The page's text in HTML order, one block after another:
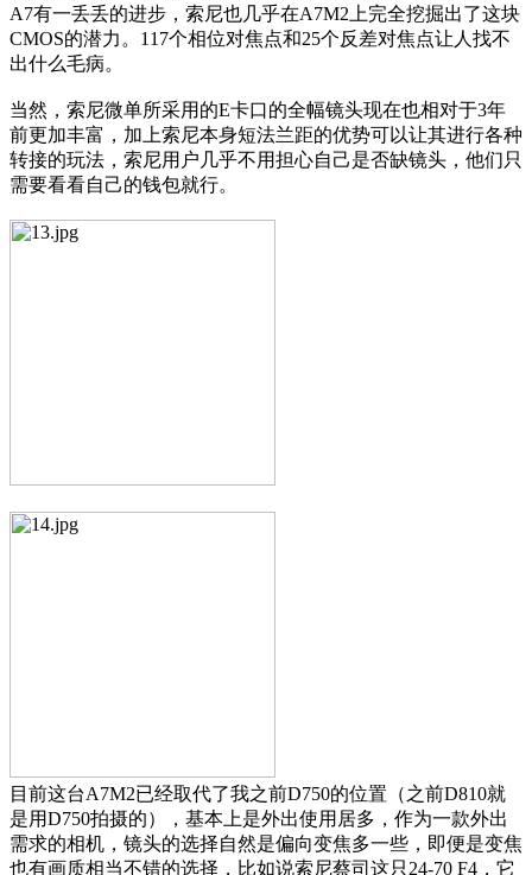
A7有一丢丢的进步，索尼也几乎在A7M2上完全挖掘出了这块
CMOS的潜力。117个相位对焦点和25个反差对焦点让人找不
出什么毛病。
当然，索尼微单所采用的E卡口的全幅镜头现在也相对于3年
前更加丰富，加上索尼本身短法兰距的优势可以让其进行各种
转接的玩法，索尼用户几乎不用担心自己是否缺镜头，他们只
需要看看自己的钱包就行。
目前这台A7M2已经取代了我之前D750的位置（之前D810就
是用D750拍摄的），基本上是外出使用居多，作为一款外出
需求的相机，镜头的选择自然是偏向变焦多一些，即便是变焦
也有画质相当不错的选择，比如说索尼蔡司这只24-70 F4，它